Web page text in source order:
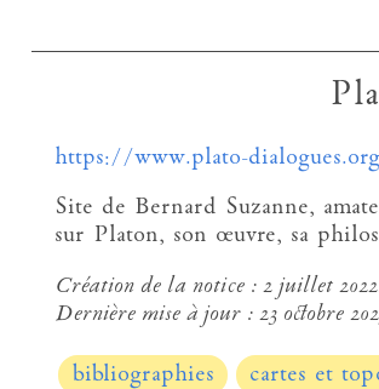
https://www.plato-
Site de Bernard Suzanne,
sur Platon, son œuvre, sa
Création de la notice : 2 juillet
Dernière mise à jour : 23 octobre
bibliographies cartes et